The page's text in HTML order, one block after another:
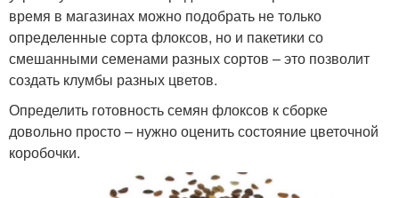
время в магазинах можно подобрать не только
определенные сорта флоксов, но и пакетики со
смешанными семенами разных сортов – это позволит
создать клумбы разных цветов.
Определить готовность семян флоксов к сборке
довольно просто – нужно оценить состояние цветочной
коробочки.